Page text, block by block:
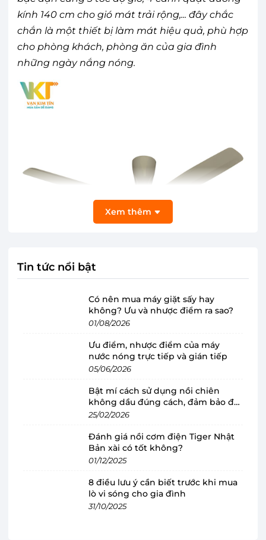
kính 140 cm cho gió mát trải rộng,... đây chắc
chắn là một thiết bị làm mát hiệu quả, phù hợp
cho phòng khách, phòng ăn của gia đình
những ngày nắng nóng.
Quạt trần Panasonic F-56MPG có 2 màu
sắc đẹp mắt, phù hợp mọi không gian
Quạt trần Panasoniccó kiểu dáng hiện đại cùng
56MPG-S (Màu bạc) cho bạn dễ dàng lựa chọn
theo sở thích cũng như phong cách nội thất gia
tích. Sản phẩm thuộc thương hiệu Panasonic -
Nhật Bản uy tín, sản xuất tại Malaysia đảm bảo
chất lượng, rõ ràng về nguồn gốc.
Quạt trần Panasonic F-56MPG được thiết kế để
Xem thêm
Tin tức nổi bật
Có nên mua máy giặt sấy hay
không? Ưu và nhược điểm ra sao?
01/08/2026
Ưu điểm, nhược điểm của máy
nước nóng trực tiếp và gián tiếp
05/06/2026
Bật mí cách sử dụng nồi chiên
không dầu đúng cách, đảm bảo độ
bền
25/02/2026
Đánh giá nồi cơm điện Tiger Nhật
Bản xài có tốt không?
01/12/2025
8 điều lưu ý cần biết trước khi mua
lò vi sóng cho gia đình
31/10/2025